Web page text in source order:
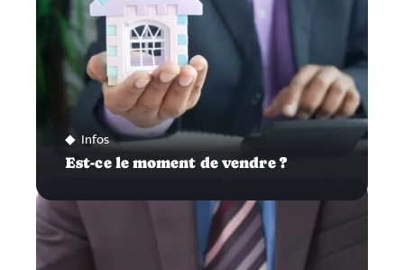
Infos
Est-ce le moment de vendre ?